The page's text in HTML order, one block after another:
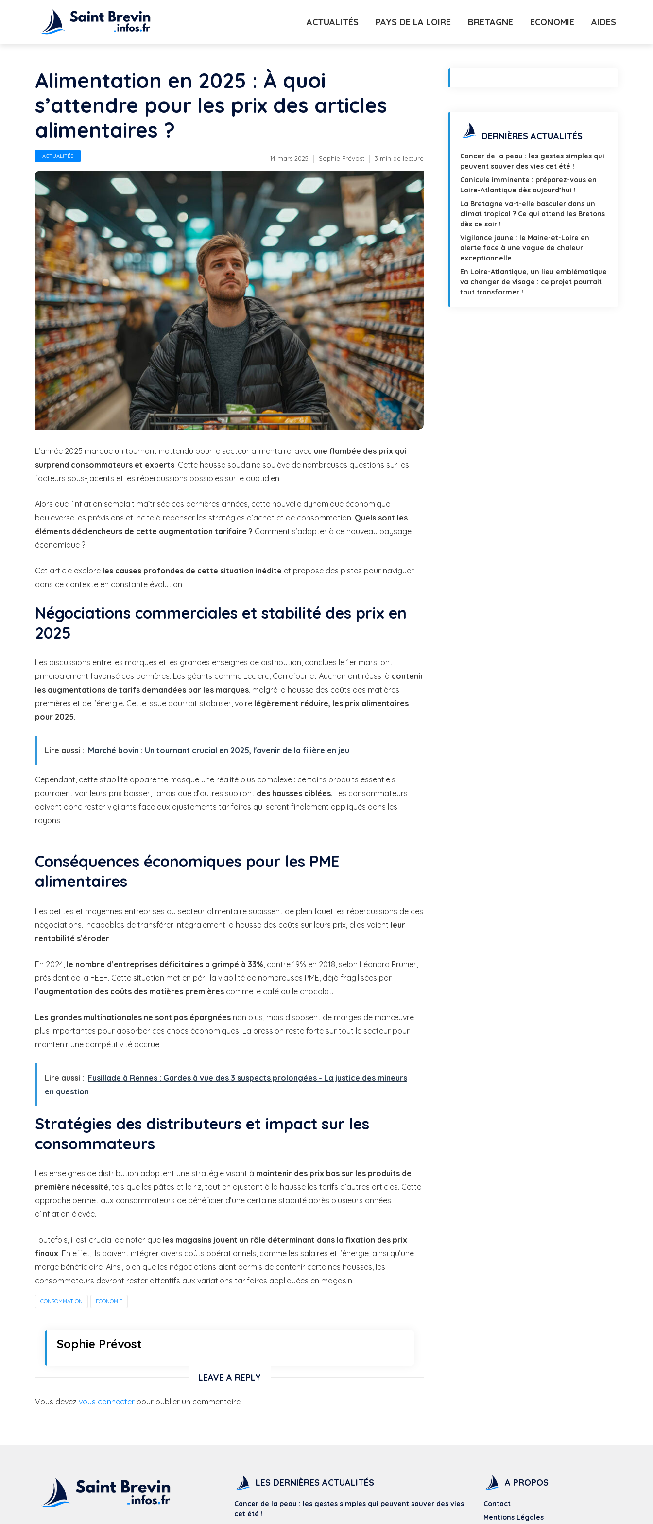
ACTUALITÉS PAYS DE LA LOIRE BRETAGNE ECONOMIE AIDES
Alimentation en 2025 : À quoi
s’attendre pour les prix des articles
alimentaires ?
ACTUALITÉS 14 mars 2025 Sophie Prévost 3 min de lecture
L’année 2025 marque un tournant inattendu pour le secteur alimentaire, avec une flambée des prix qui
surprend consommateurs et experts. Cette hausse soudaine soulève de nombreuses questions sur les
facteurs sous-jacents et les répercussions possibles sur le quotidien.
Alors que l’inflation semblait maîtrisée ces dernières années, cette nouvelle dynamique économique
bouleverse les prévisions et incite à repenser les stratégies d’achat et de consommation. Quels sont les
éléments déclencheurs de cette augmentation tarifaire ? Comment s’adapter à ce nouveau paysage
économique ?
Cet article explore les causes profondes de cette situation inédite et propose des pistes pour naviguer
dans ce contexte en constante évolution.
Négociations commerciales et stabilité des prix en
2025
Les discussions entre les marques et les grandes enseignes de distribution, conclues le 1er mars, ont
principalement favorisé ces dernières. Les géants comme Leclerc, Carrefour et Auchan ont réussi à contenir
les augmentations de tarifs demandées par les marques, malgré la hausse des coûts des matières
premières et de l’énergie. Cette issue pourrait stabiliser, voire légèrement réduire, les prix alimentaires
pour 2025.
Lire aussi : Marché bovin : Un tournant crucial en 2025, l'avenir de la filière en jeu
Cependant, cette stabilité apparente masque une réalité plus complexe : certains produits essentiels
pourraient voir leurs prix baisser, tandis que d’autres subiront des hausses ciblées. Les consommateurs
doivent donc rester vigilants face aux ajustements tarifaires qui seront finalement appliqués dans les
rayons.
Conséquences économiques pour les PME
alimentaires
Les petites et moyennes entreprises du secteur alimentaire subissent de plein fouet les répercussions de ces
négociations. Incapables de transférer intégralement la hausse des coûts sur leurs prix, elles voient leur
rentabilité s’éroder.
En 2024, le nombre d’entreprises déficitaires a grimpé à 33% , contre 19% en 2018, selon Léonard Prunier,
président de la FEEF. Cette situation met en péril la viabilité de nombreuses PME, déjà fragilisées par
l’augmentation des coûts des matières premières comme le café ou le chocolat.
Les grandes multinationales ne sont pas épargnées non plus, mais disposent de marges de manœuvre
plus importantes pour absorber ces chocs économiques. La pression reste forte sur tout le secteur pour
maintenir une compétitivité accrue.
Lire aussi : Fusillade à Rennes : Gardes à vue des 3 suspects prolongées - La justice des mineurs
en question
Stratégies des distributeurs et impact sur les
consommateurs
Les enseignes de distribution adoptent une stratégie visant à maintenir des prix bas sur les produits de
première nécessité, tels que les pâtes et le riz, tout en ajustant à la hausse les tarifs d’autres articles. Cette
approche permet aux consommateurs de bénéficier d’une certaine stabilité après plusieurs années
d’inflation élevée.
Toutefois, il est crucial de noter que les magasins jouent un rôle déterminant dans la fixation des prix
finaux. En effet, ils doivent intégrer divers coûts opérationnels, comme les salaires et l’énergie, ainsi qu’une
marge bénéficiaire. Ainsi, bien que les négociations aient permis de contenir certaines hausses, les
consommateurs devront rester attentifs aux variations tarifaires appliquées en magasin.
CONSOMMATION ÉCONOMIE
Sophie Prévost
LEAVE A REPLY
Vous devez vous connecter pour publier un commentaire.
DERNIÈRES ACTUALITÉS
Cancer de la peau : les gestes simples qui
peuvent sauver des vies cet été !
Canicule imminente : préparez-vous en
Loire-Atlantique dès aujourd’hui !
La Bretagne va-t-elle basculer dans un
climat tropical ? Ce qui attend les Bretons
dès ce soir !
Vigilance jaune : le Maine-et-Loire en
alerte face à une vague de chaleur
exceptionnelle
En Loire-Atlantique, un lieu emblématique
va changer de visage : ce projet pourrait
tout transformer !
LES DERNIÈRES ACTUALITÉS
Cancer de la peau : les gestes simples qui peuvent sauver des vies
cet été !
A PROPOS
Contact
Mentions Légales